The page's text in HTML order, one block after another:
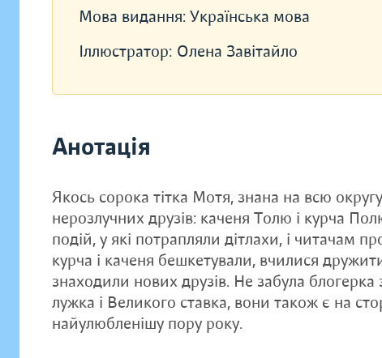
Мова видання: Українська мова
Іллюстратор: Олена Завітайло
Анотація
Якось сорока тітка Мотя, знана на всю
нерозлучних друзів: каченя Толю і курча
подій, у які потрапляли дітлахи, і читачам
курча і каченя бешкетували, вчилися
знаходили нових друзів. Не забула
лужка і Великого ставка, вони також є на
найулюбленішу пору року.